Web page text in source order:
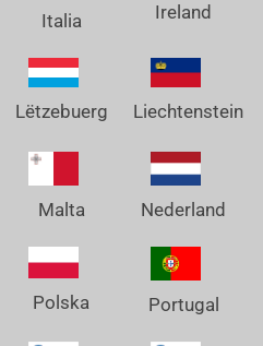
Italia Ireland
Lëtzebuerg Liechtenstein
Malta Nederland
Polska Portugal